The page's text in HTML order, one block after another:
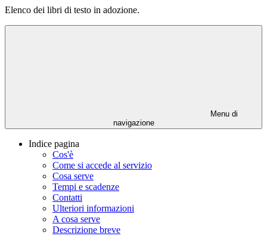
Elenco dei libri di testo in adozione.
Menu di
navigazione
Indice pagina
Cos'è
Come si accede al servizio
Cosa serve
Tempi e scadenze
Contatti
Ulteriori informazioni
A cosa serve
Descrizione breve